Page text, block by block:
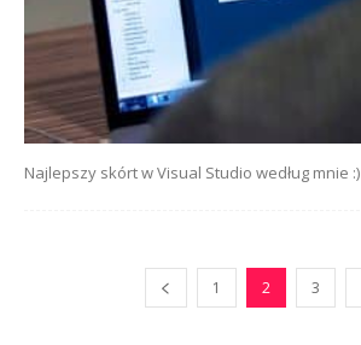
Najlepszy skórt w Visual Studio według mnie :)
1 2 3